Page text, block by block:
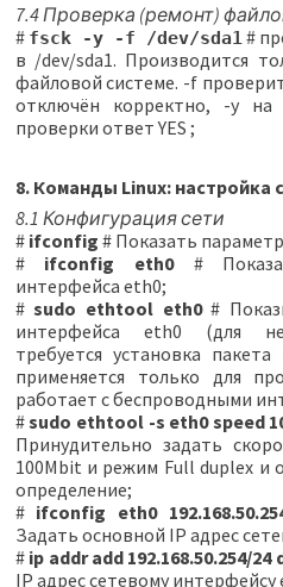
7.4 Проверка (ремонт)
# fsck -y -f /dev/sda1 #
в /dev/sda1. Производится
файловой системе. -f
отключён корректно, -y
проверки ответ YES ;
8. Команды Linux: настройка
8.1 Конфигурация сети
# ifconfig # Показать
# ifconfig eth0#
интерфейса eth0;
#sudo ethtool eth0#
интерфейса eth0 (для
требуется установка
применяется только для
работает с беспроводными
#sudo ethtool -s eth0 speed
Принудительно задать
100Mbit и режим Full duplex и
определение;
# ifconfig eth0
Задать основной IP адрес
# ip addr add 192.168.50.254/24
IP адрес сетевому интерфейсу